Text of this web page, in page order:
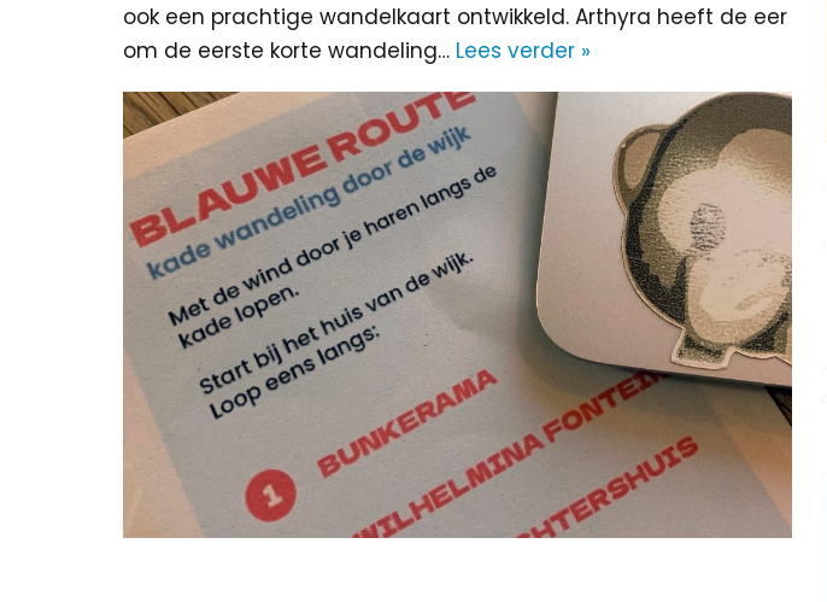
ook een prachtige wandelkaart ontwikkeld. Arthyra heeft de eer
om de eerste korte wandeling… Lees verder »